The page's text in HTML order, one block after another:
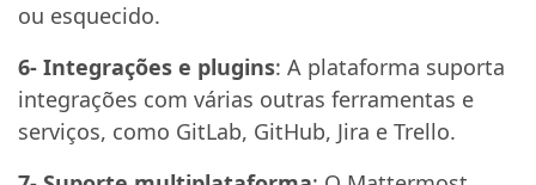
ou esquecido.
6- Integrações e plugins: A plataforma suporta
integrações com várias outras ferramentas e
serviços, como GitLab, GitHub, Jira e Trello.